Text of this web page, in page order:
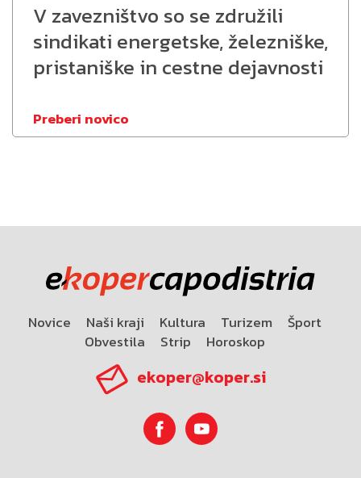
V zavezništvo so se združili
sindikati energetske, železniške,
pristaniške in cestne dejavnosti
Preberi novico
Novice Naši kraji Kultura Turizem
Šport
Obvestila
Strip Horoskop
ekoper@koper.si